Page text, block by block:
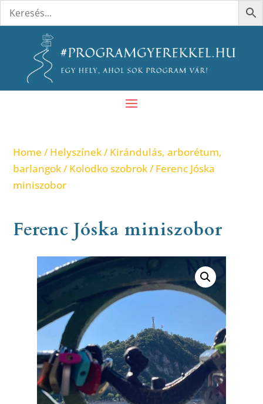
Home /Helyszínek/Kirándulás, arborétum,
barlangok/Kolodko szobrok/ Ferenc Jóska
miniszobor
Ferenc Jóska miniszobor